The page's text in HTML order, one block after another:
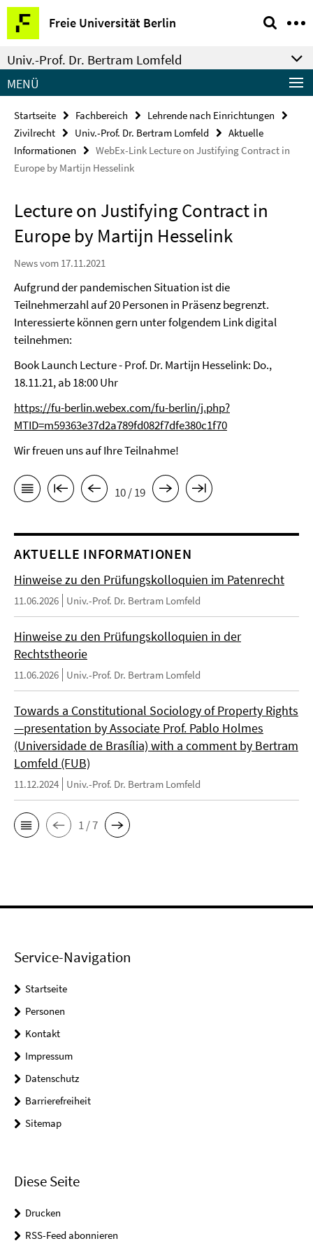
Springe
direkt
zu
Inhalt
Freie Universität Berlin
Service-
Navigation
Univ.-Prof. Dr. Bertram Lomfeld
MENÜ
Startseite Fachbereich
Lehrende nach Einrichtungen
Zivilrecht
Univ.-Prof. Dr. Bertram Lomfeld
Aktuelle
Informationen
WebEx-Link Lecture on Justifying Contract in
Europe by Martijn Hesselink
Lecture on Justifying Contract in
Europe by Martijn Hesselink
News vom 17.11.2021
Aufgrund der pandemischen Situation ist die
Teilnehmerzahl auf 20 Personen in Präsenz begrenzt.
Interessierte können gern unter folgendem Link digital
teilnehmen:
Book Launch Lecture - Prof. Dr. Martijn Hesselink: Do.,
18.11.21, ab 18:00 Uhr
https://fu-berlin.webex.com/fu-berlin/j.php?
MTID=m59363e37d2a789fd082f7dfe380c1f70
Wir freuen uns auf Ihre Teilnahme!
10 / 19
AKTUELLE INFORMATIONEN
Hinweise zu den Prüfungskolloquien im Patenrecht
11.06.2026 Univ.-Prof. Dr. Bertram Lomfeld
Hinweise zu den Prüfungskolloquien in der
Rechtstheorie
11.06.2026 Univ.-Prof. Dr. Bertram Lomfeld
Towards a Constitutional Sociology of Property Rights
—presentation by Associate Prof. Pablo Holmes
(Universidade de Brasília) with a comment by Bertram
Lomfeld (FUB)
11.12.2024 Univ.-Prof. Dr. Bertram Lomfeld
1 / 7
Service-Navigation
Startseite
Personen
Kontakt
Impressum
Datenschutz
Barrierefreiheit
Sitemap
Diese Seite
Drucken
RSS-Feed abonnieren